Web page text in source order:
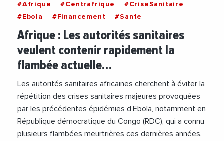
#Afrique #Centrafrique
#CriseSanitaire
#Ebola
#Financement #Sante
Afrique : Les autorités sanitaires
veulent contenir rapidement la
flambée actuelle…
Les autorités sanitaires africaines cherchent à éviter la
répétition des crises sanitaires majeures provoquées
par les précédentes épidémies d’Ebola, notamment en
République démocratique du Congo (RDC), qui a connu
plusieurs flambées meurtrières ces dernières années.